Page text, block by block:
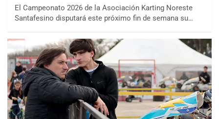
El Campeonato 2026 de la Asociación Karting Noreste
Santafesino disputará este próximo fin de semana su…